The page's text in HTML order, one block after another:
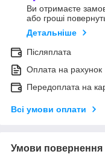
Ви отримаєте
або гроші
Детальніше
Післяплата
Оплата на рахунок
Передоплата на
Всі умови оплати
Умови повернення